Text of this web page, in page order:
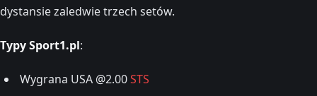
dystansie zaledwie trzech setów.
Typy Sport1.pl:
Wygrana USA @2.00STS